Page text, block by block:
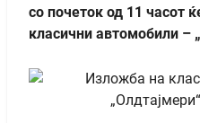
со почеток од 11 часот
класични автомобили –